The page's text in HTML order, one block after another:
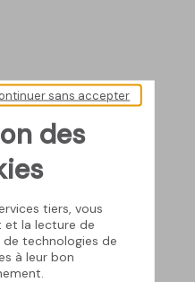
des
tiers, vous
et la lecture de
technologies de
à leur bon
sans accepter